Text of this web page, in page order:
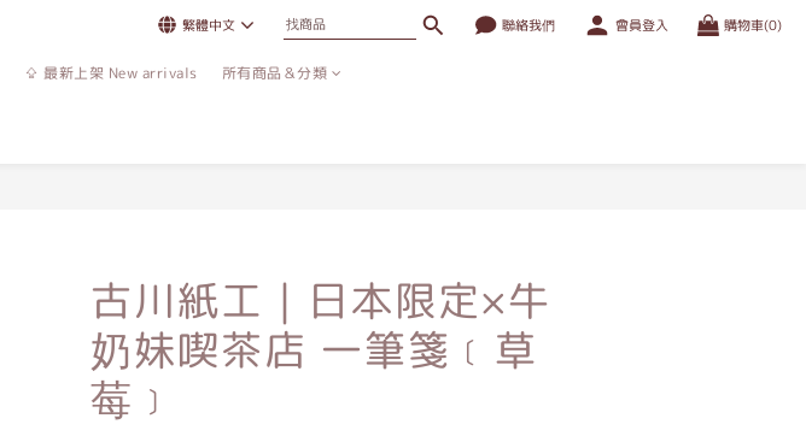
繁體中文 聯絡我們 會員登入 購物車(0)
⇪ 最新上架 New arrivals 所有商品＆分類
古川紙工｜日本限定×牛
奶妹喫茶店 一筆箋﹝草
莓﹞